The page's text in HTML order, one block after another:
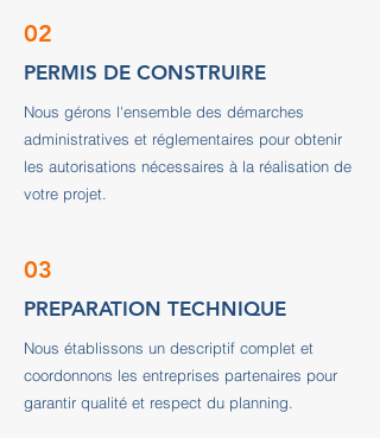
02
PERMIS DE CONSTRUIRE
Nous gérons l'ensemble des démarches
administratives et réglementaires pour obtenir
les autorisations nécessaires à la réalisation de
votre projet.
03
PREPARATION TECHNIQUE
Nous établissons un descriptif complet et
coordonnons les entreprises partenaires pour
garantir qualité et respect du planning.